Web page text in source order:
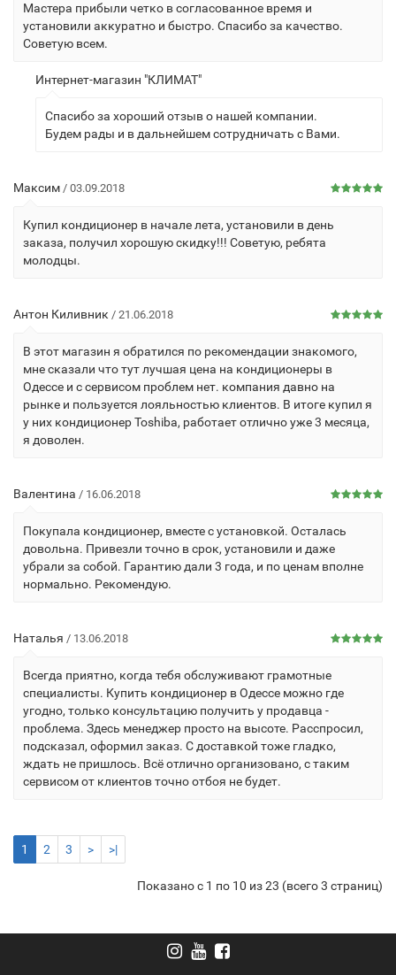
Мастера прибыли четко в согласованное время и
установили аккуратно и быстро. Спасибо за качество.
Советую всем.
Интернет-магазин "КЛИМАТ"
Спасибо за хороший отзыв о нашей компании.
Будем рады и в дальнейшем сотрудничать с Вами.
Максим / 03.09.2018
Купил кондиционер в начале лета, установили в день
заказа, получил хорошую скидку!!! Советую, ребята
молодцы.
Антон Киливник / 21.06.2018
В этот магазин я обратился по рекомендации знакомого,
мне сказали что тут лучшая цена на кондиционеры в
Одессе и с сервисом проблем нет. компания давно на
рынке и пользуется лояльностью клиентов. В итоге купил я
у них кондиционер Toshiba, работает отлично уже 3 месяца,
я доволен.
Валентина / 16.06.2018
Покупала кондиционер, вместе с установкой. Осталась
довольна. Привезли точно в срок, установили и даже
убрали за собой. Гарантию дали 3 года, и по ценам вполне
нормально. Рекомендую.
Наталья / 13.06.2018
Всегда приятно, когда тебя обслуживают грамотные
специалисты. Купить кондиционер в Одессе можно где
угодно, только консультацию получить у продавца -
проблема. Здесь менеджер просто на высоте. Расспросил,
подсказал, оформил заказ. С доставкой тоже гладко,
ждать не пришлось. Всё отлично организовано, с таким
сервисом от клиентов точно отбоя не будет.
1 2 3 > >|
Показано с 1 по 10 из 23 (всего 3 страниц)